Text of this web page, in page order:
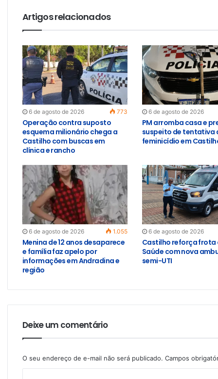
Artigos relacionados
6 de agosto de 2026 773
Operação contra suposto
esquema milionário chega a
Castilho com buscas em
clínica e rancho
6 de agosto de 2026
PM arromba casa e
suspeito de tentativa
feminicídio em
6 de agosto de 2026 1.055
Menina de 12 anos desaparece
e família faz apelo por
informações em Andradina e
região
6 de agosto de 2026
Castilho reforça frota
Saúde com nova
semi-UTI
Deixe um comentário
O seu endereço de e-mail não será publicado. Campos